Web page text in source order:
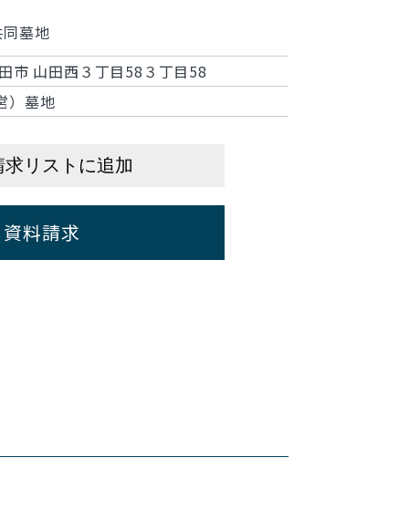
墓地
市 山田西３丁目58３丁目58
）墓地
求リストに追加
資料請求